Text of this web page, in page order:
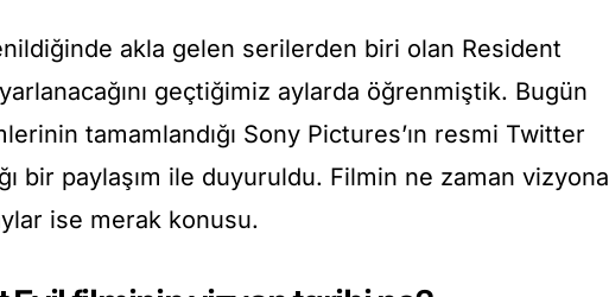
akla gelen serilerden biri olan Resident
geçtiğimiz aylarda öğrenmiştik. Bugün
tamamlandığı Sony Pictures’ın resmi Twitter
bir paylaşım ile duyuruldu. Filmin ne zaman vizyona
ise merak konusu.